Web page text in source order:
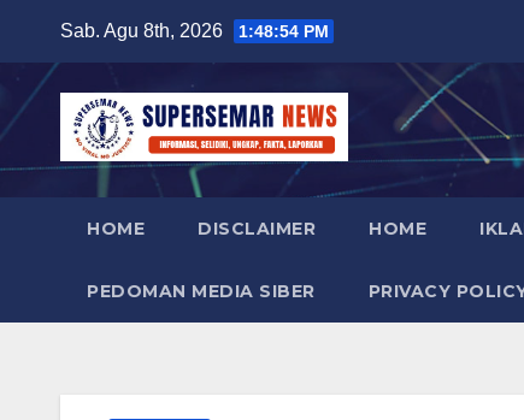
content
Sab. Agu 8th, 2026 1:48:56 PM
HOME DISCLAIMER HOME
PEDOMAN MEDIA SIBER PRIVACY